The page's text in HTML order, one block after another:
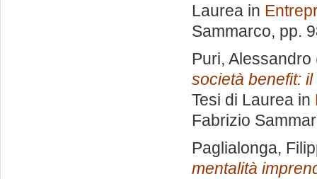
Laurea in
Sammarco, pp.
Puri, Alessandro
società benefit:
Tesi di Laurea in
Fabrizio
Paglialonga,
mentalità